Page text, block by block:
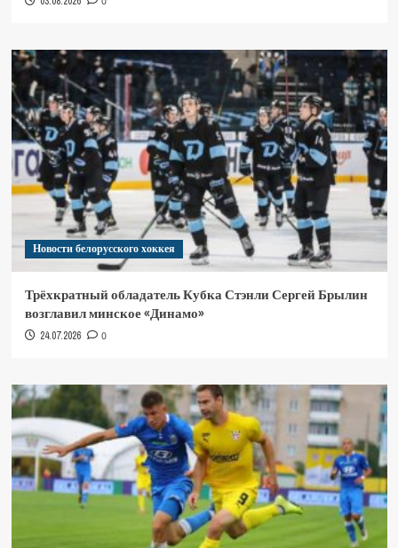
Новости белорусского хоккея
Трёхкратный обладатель Кубка Стэнли Сергей Брылин
возглавил минское «Динамо»
24.07.2026 0